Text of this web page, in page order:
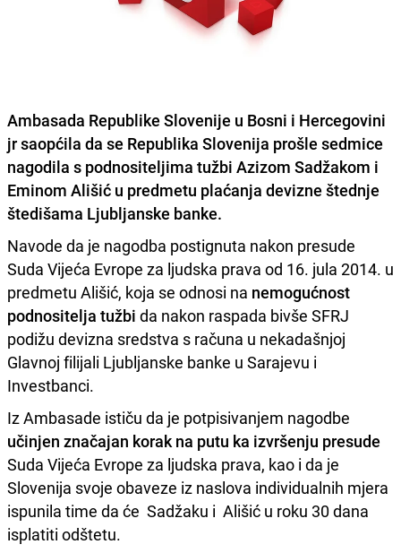
Ambasada Republike Slovenije u Bosni i Hercegovini
jr saopćila da se Republika Slovenija prošle sedmice
nagodila s podnositeljima tužbi Azizom Sadžakom i
Eminom Ališić u predmetu plaćanja devizne štednje
štedišama Ljubljanske banke.
Navode da je nagodba postignuta nakon presude
Suda Vijeća Evrope za ljudska prava od 16. jula 2014. u
predmetu Ališić, koja se odnosi na nemogućnost
podnositelja tužbi da nakon raspada bivše SFRJ
podižu devizna sredstva s računa u nekadašnjoj
Glavnoj filijali Ljubljanske banke u Sarajevu i
Investbanci.
Iz Ambasade ističu da je potpisivanjem nagodbe
učinjen značajan korak na putu ka izvršenju presude
Suda Vijeća Evrope za ljudska prava, kao i da je
Slovenija svoje obaveze iz naslova individualnih mjera
ispunila time da će Sadžaku i Ališić u roku 30 dana
isplatiti odštetu.